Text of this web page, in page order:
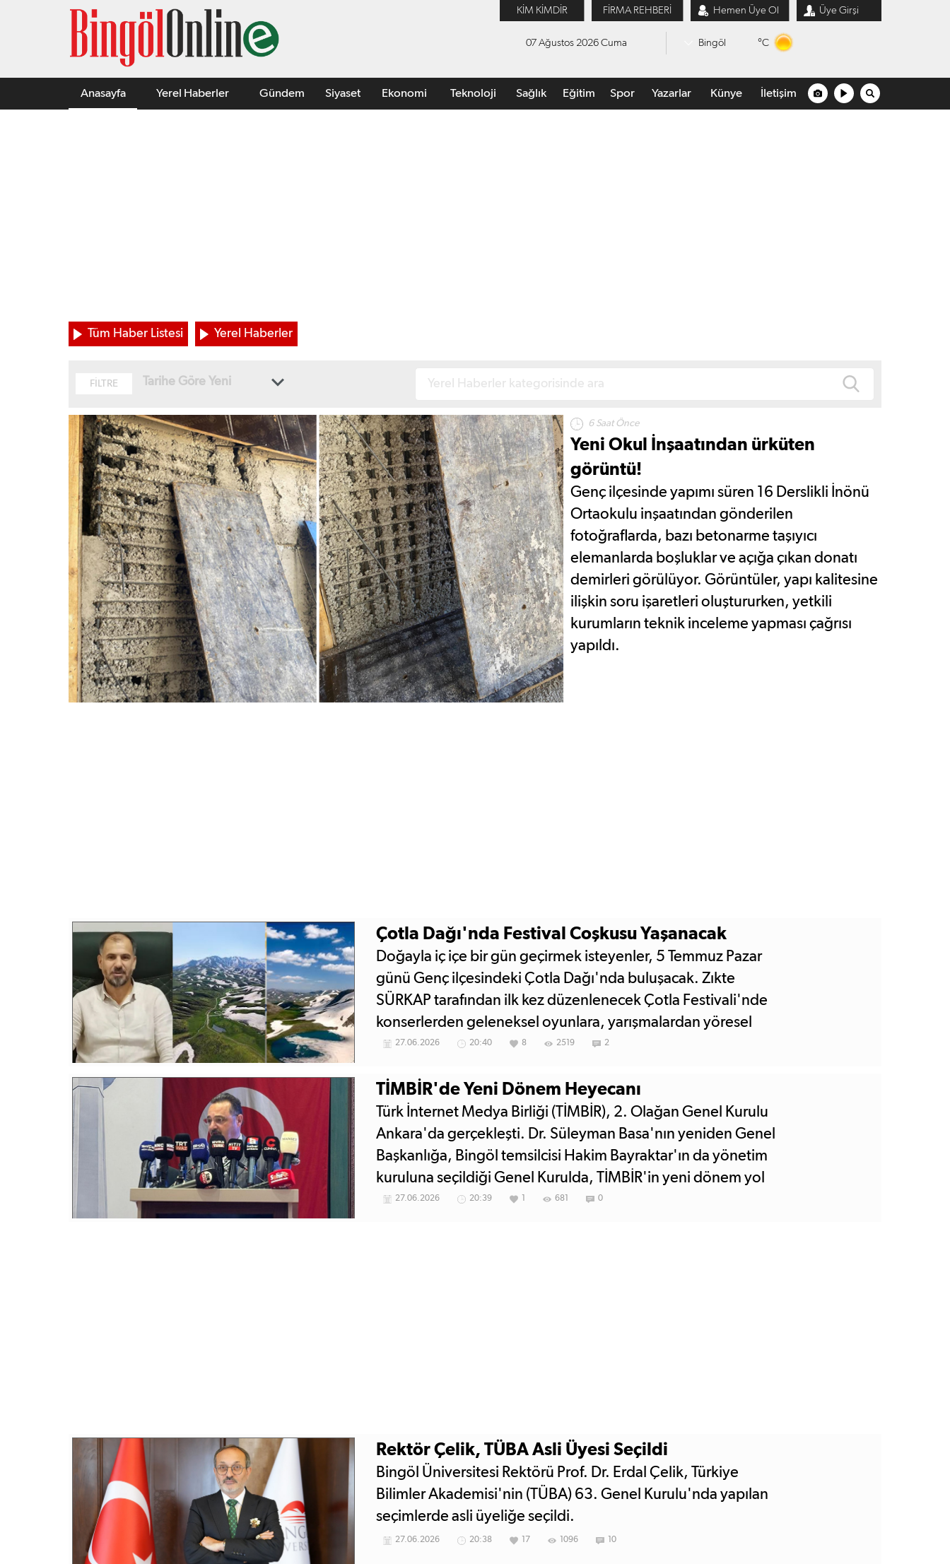
KİM KİMDİR FİRMA REHBERİ Hemen Üye Ol Üye Girşi
07 Ağustos 2026 Cuma Bingöl °C
Anasayfa Yerel Haberler Gündem Siyaset Ekonomi Teknoloji Sağlık Eğitim Spor Yazarlar Künye İletişim
Tüm Haber Listesi Yerel Haberler
FİLTRE Tarihe Göre Yeni
6 Saat Önce
Yeni Okul İnşaatından ürküten
görüntü!
Genç ilçesinde yapımı süren 16 Derslikli İnönü
Ortaokulu inşaatından gönderilen
fotoğraflarda, bazı betonarme taşıyıcı
elemanlarda boşluklar ve açığa çıkan donatı
demirleri görülüyor. Görüntüler, yapı kalitesine
ilişkin soru işaretleri oluştururken, yetkili
kurumların teknik inceleme yapması çağrısı
yapıldı.
Çotla Dağı'nda Festival Coşkusu Yaşanacak
Doğayla iç içe bir gün geçirmek isteyenler, 5 Temmuz Pazar
günü Genç ilçesindeki Çotla Dağı'nda buluşacak. Zıkte
SÜRKAP tarafından ilk kez düzenlenecek Çotla Festivali'nde
konserlerden geleneksel oyunlara, yarışmalardan yöresel
ikramlara kadar gün boyu birçok etkinlik gerçekleştirilecek.
27.06.2026 20:40 8 2519 2
TİMBİR'de Yeni Dönem Heyecanı
Türk İnternet Medya Birliği (TİMBİR), 2. Olağan Genel Kurulu
Ankara'da gerçekleşti. Dr. Süleyman Basa'nın yeniden Genel
Başkanlığa, Bingöl temsilcisi Hakim Bayraktar'ın da yönetim
kuruluna seçildiği Genel Kurulda, TİMBİR'in yeni dönem yol
haritası da belirlendi.
27.06.2026 20:39 681 0
Rektör Çelik, TÜBA Asli Üyesi Seçildi
Bingöl Üniversitesi Rektörü Prof. Dr. Erdal Çelik, Türkiye
Bilimler Akademisi'nin (TÜBA) 63. Genel Kurulu'nda yapılan
seçimlerde asli üyeliğe seçildi.
27.06.2026 20:38 17 1096 10